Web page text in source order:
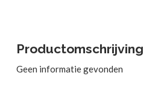
Productomschrijving
Geen informatie gevonden